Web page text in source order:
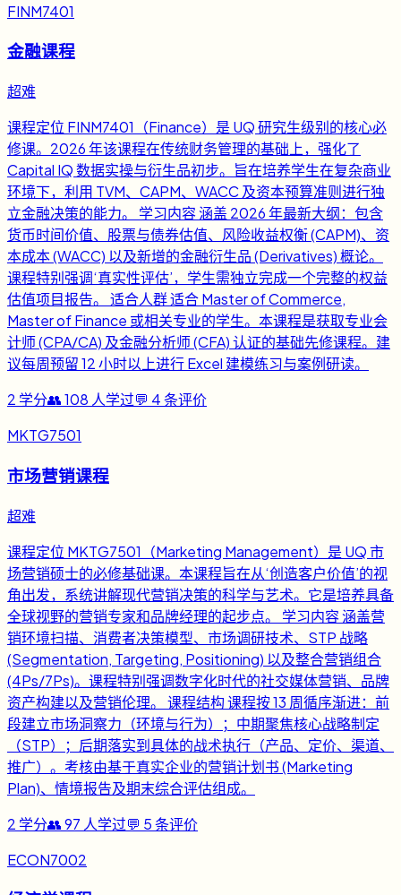
FINM7401
金融课程
超难
课程定位 FINM7401（Finance）是 UQ 研究生级别的核心必
修课。2026 年该课程在传统财务管理的基础上，强化了
Capital IQ 数据实操与衍生品初步。旨在培养学生在复杂商业
环境下，利用 TVM、CAPM、WACC 及资本预算准则进行独
立金融决策的能力。 学习内容 涵盖 2026 年最新大纲：包含
货币时间价值、股票与债券估值、风险收益权衡 (CAPM)、资
本成本 (WACC) 以及新增的金融衍生品 (Derivatives) 概论。
课程特别强调‘真实性评估’，学生需独立完成一个完整的权益
估值项目报告。 适合人群 适合 Master of Commerce,
Master of Finance 或相关专业的学生。本课程是获取专业会
计师 (CPA/CA) 及金融分析师 (CFA) 认证的基础先修课程。建
议每周预留 12 小时以上进行 Excel 建模练习与案例研读。
2 学分👥108 人学过💬 4条评价
MKTG7501
市场营销课程
超难
课程定位 MKTG7501（Marketing Management）是 UQ 市
场营销硕士的必修基础课。本课程旨在从‘创造客户价值’的视
角出发，系统讲解现代营销决策的科学与艺术。它是培养具备
全球视野的营销专家和品牌经理的起步点。 学习内容 涵盖营
销环境扫描、消费者决策模型、市场调研技术、STP 战略
(Segmentation, Targeting, Positioning) 以及整合营销组合
(4Ps/7Ps)。课程特别强调数字化时代的社交媒体营销、品牌
资产构建以及营销伦理。 课程结构 课程按 13 周循序渐进：前
段建立市场洞察力（环境与行为）；中期聚焦核心战略制定
（STP）；后期落实到具体的战术执行（产品、定价、渠道、
推广）。考核由基于真实企业的营销计划书 (Marketing
Plan)、情境报告及期末综合评估组成。
2 学分👥97 人学过💬 5条评价
ECON7002